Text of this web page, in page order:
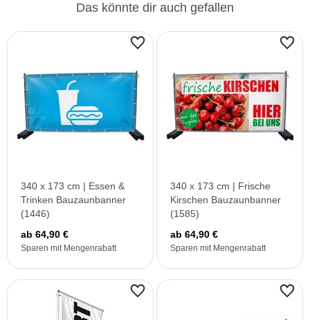
Das könnte dir auch gefallen
340 x 173 cm | Essen &
Trinken Bauzaunbanner
(1446)
ab 64,90 €
Sparen mit Mengenrabatt
340 x 173 cm | Frische
Kirschen Bauzaunbanner
(1585)
ab 64,90 €
Sparen mit Mengenrabatt